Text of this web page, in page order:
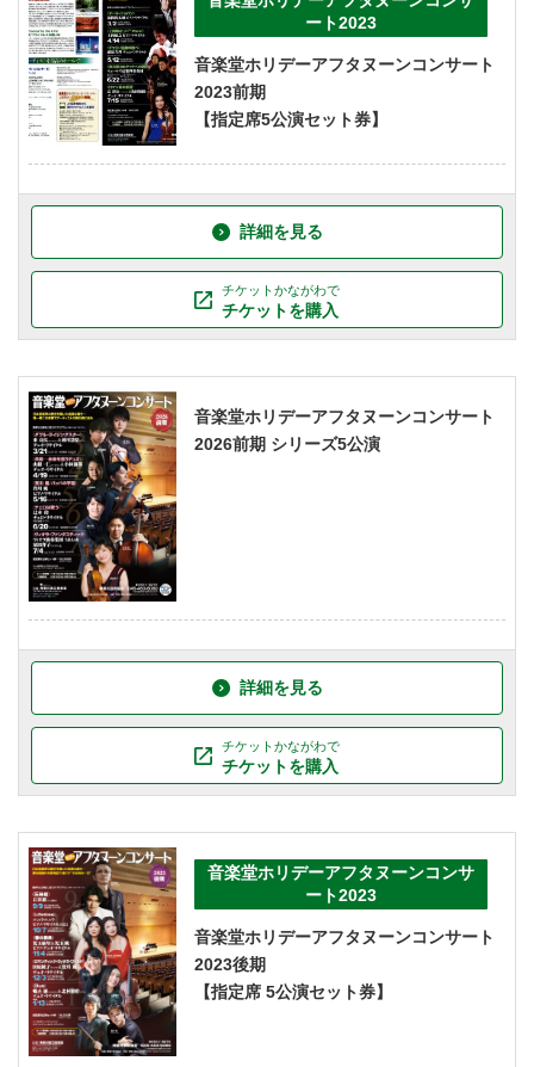
・ 利用料金
・ 芸術参与
・ 建築見学ツアー
ート2023
音楽堂ホリデーアフタヌーンコンサート
2023前期
【指定席5公演セット券】
詳細を見る
チケットかながわで
チケットを購入
音楽堂ホリデーアフタヌーンコンサート
2026前期 シリーズ5公演
詳細を見る
チケットかながわで
チケットを購入
音楽堂ホリデーアフタヌーンコンサ
ート2023
音楽堂ホリデーアフタヌーンコンサート
2023後期
【指定席 5公演セット券】